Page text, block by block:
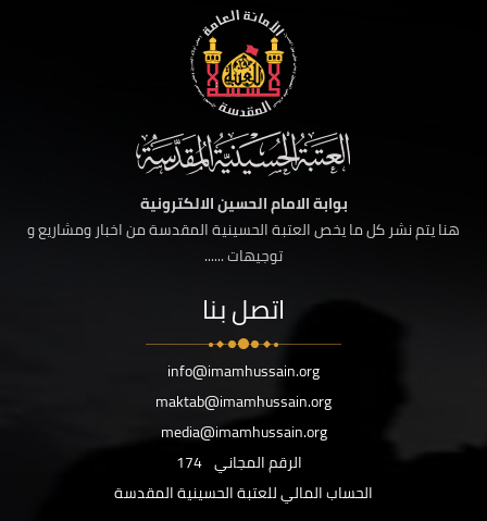
بوابة الامام الحسين الالكترونية
هنا يتم نشر كل ما يخص العتبة الحسينية المقدسة من اخبار ومشاريع و
توجيهات ......
اتصل بنا
info@imamhussain.org
maktab@imamhussain.org
media@imamhussain.org
الرقم المجاني 174
الحساب المالي للعتبة الحسينية المقدسة